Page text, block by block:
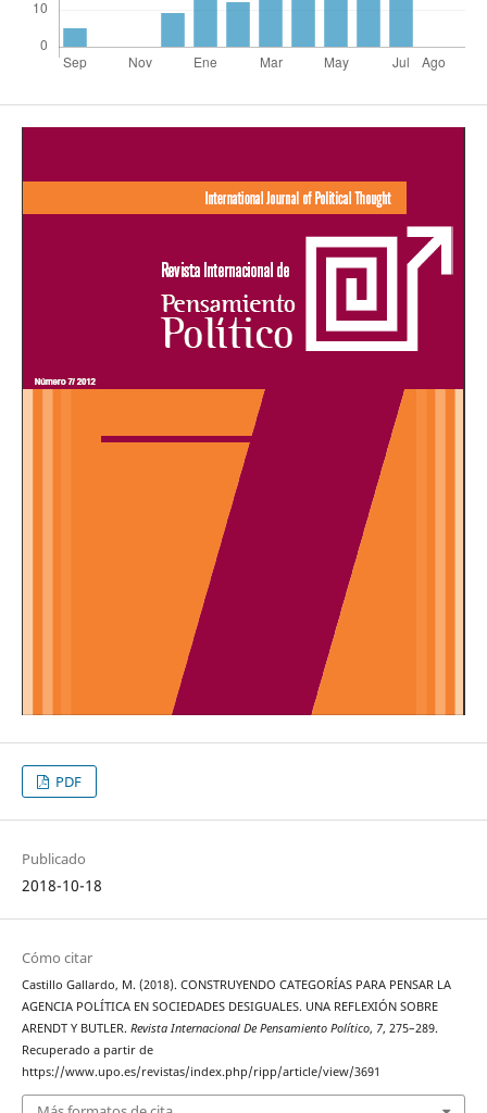
PDF
Publicado
2018-10-18
Cómo citar
Castillo Gallardo, M. (2018). CONSTRUYENDO CATEGORÍAS PARA PENSAR LA
AGENCIA POLÍTICA EN SOCIEDADES DESIGUALES. UNA REFLEXIÓN SOBRE
ARENDT Y BUTLER. Revista Internacional De Pensamiento Político, 7, 275–289.
Recuperado a partir de
https://www.upo.es/revistas/index.php/ripp/article/view/3691